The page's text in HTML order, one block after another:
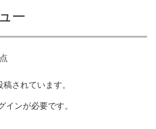
ー
されています。
インが必要です。